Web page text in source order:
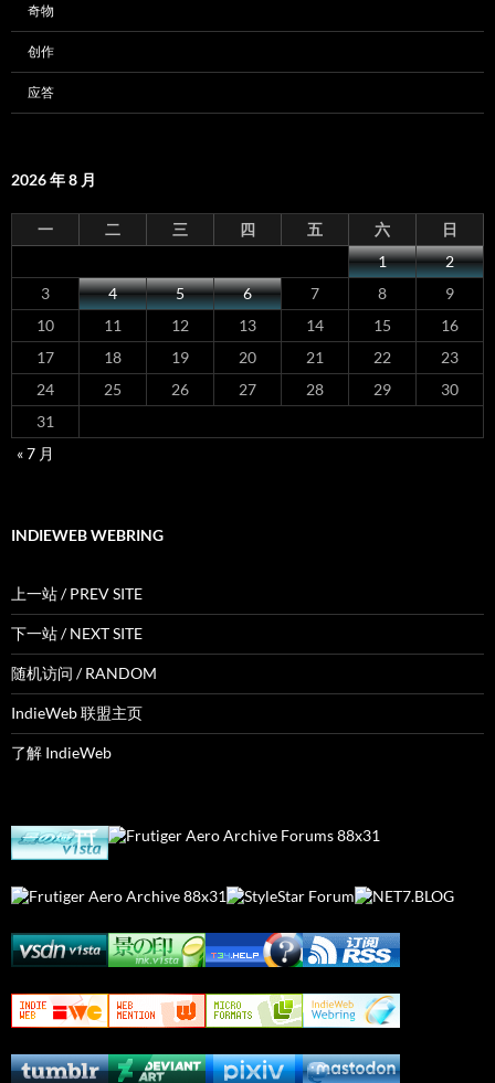
奇物
创作
应答
2026 年 8 月
一 二 三 四 五 六
日
1
2
3
4 5 6 7 8
9
10
11 12 13 14 15
16
17
18 19 20 21 22
23
24
25 26 27 28 29
30
31
« 7 月
INDIEWEB WEBRING
上一站 / PREV SITE
下一站 / NEXT SITE
随机访问 / RANDOM
IndieWeb 联盟主页
了解 IndieWeb